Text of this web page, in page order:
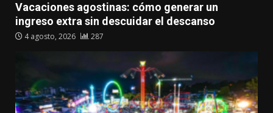
Vacaciones agostinas: cómo generar un
ingreso extra sin descuidar el descanso
4 agosto, 2026 287